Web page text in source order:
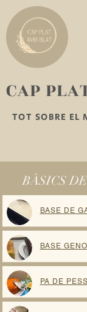
TOT SOBRE EL
​CAP
BÀSICS
BASE DE
BASE
PA DE